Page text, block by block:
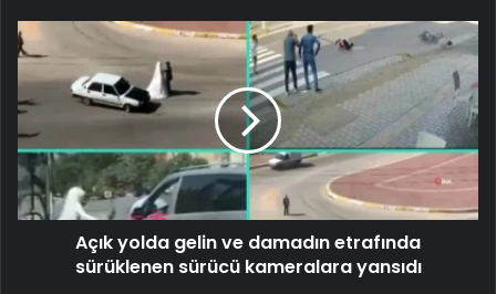
Açık yolda gelin ve damadın etrafında
sürüklenen sürücü kameralara yansıdı